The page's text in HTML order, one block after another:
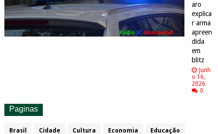
aro
explica
r arma
apreen
dida
em
blitz
Junh
o 16,
2026
0
Paginas
Brasil Cidade Cultura Economia Educação